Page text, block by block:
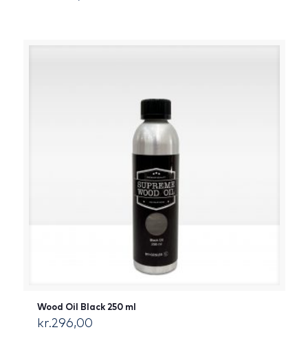
Wood Oil Black 250 ml
kr.296,00